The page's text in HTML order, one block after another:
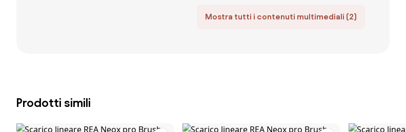
Mostra tutti i contenuti multimediali (2)
Prodotti simili